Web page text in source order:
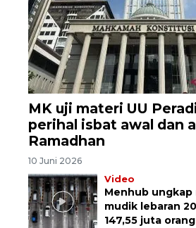
MK uji materi UU
perihal isbat awal dan
Ramadhan
10 Juni 2026
Video
Menhub ungkap
mudik lebaran
147,55 juta orang